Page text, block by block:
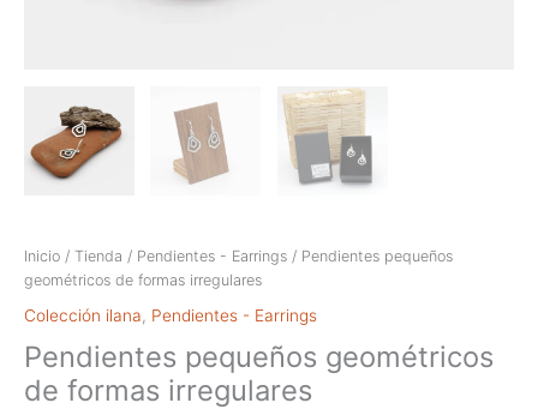
Inicio / Tienda / Pendientes - Earrings / Pendientes pequeños
geométricos de formas irregulares
Colección ilana Pendientes - Earrings
Pendientes pequeños geométricos
de formas irregulares